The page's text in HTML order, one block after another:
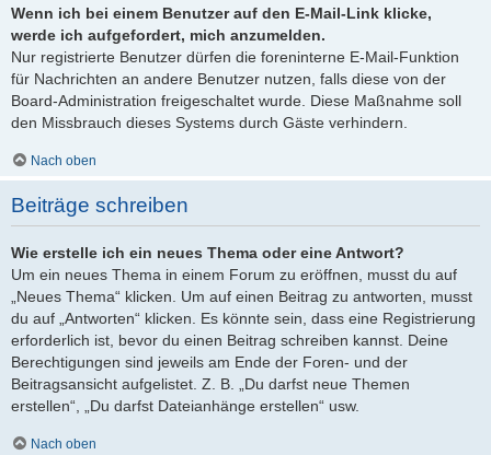
Wenn ich bei einem Benutzer auf den E-Mail-Link klicke,
werde ich aufgefordert, mich anzumelden.
Nur registrierte Benutzer dürfen die foreninterne E-Mail-Funktion
für Nachrichten an andere Benutzer nutzen, falls diese von der
Board-Administration freigeschaltet wurde. Diese Maßnahme soll
den Missbrauch dieses Systems durch Gäste verhindern.
Nach oben
Beiträge schreiben
Wie erstelle ich ein neues Thema oder eine Antwort?
Um ein neues Thema in einem Forum zu eröffnen, musst du auf
„Neues Thema“ klicken. Um auf einen Beitrag zu antworten, musst
du auf „Antworten“ klicken. Es könnte sein, dass eine Registrierung
erforderlich ist, bevor du einen Beitrag schreiben kannst. Deine
Berechtigungen sind jeweils am Ende der Foren- und der
Beitragsansicht aufgelistet. Z. B. „Du darfst neue Themen
erstellen“, „Du darfst Dateianhänge erstellen“ usw.
Nach oben